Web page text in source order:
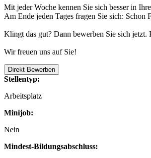
Mit jeder Woche kennen Sie sich besser in
Am Ende jeden Tages fragen Sie sich: Schon
Klingt das gut? Dann bewerben Sie sich
Wir freuen uns auf Sie!
Direkt Bewerben
Stellentyp:
Arbeitsplatz
Minijob:
Nein
Mindest-Bildungsabschluss: